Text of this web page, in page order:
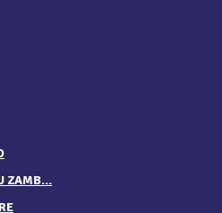
ZAMB...